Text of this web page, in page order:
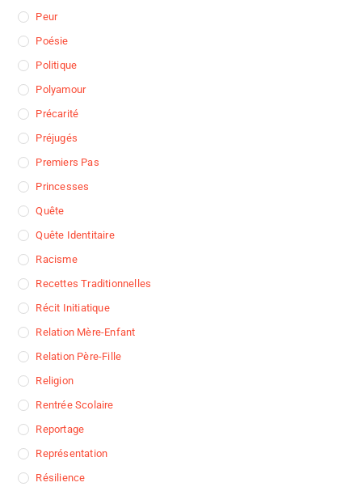
Peur
Poésie
Politique
Polyamour
Précarité
Préjugés
Premiers Pas
Princesses
Quête
Quête Identitaire
Racisme
Recettes Traditionnelles
Récit Initiatique
Relation Mère-Enfant
Relation Père-Fille
Religion
Rentrée Scolaire
Reportage
Représentation
Résilience